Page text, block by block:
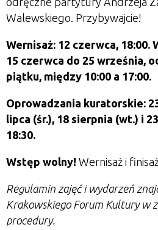
Walewskiego. Przybywajcie!
Wernisaż: 12 czerwca, 18:00.
15 czerwca do 25 września,
piątku, między 10:00 a 17:00.
Oprowadzania kuratorskie:
lipca (śr.), 18 sierpnia (wt.) i
18:30.
Wstęp wolny! Wernisaż i
Regulamin zajęć i wydarzeń
Krakowskiego Forum Kultury w
procedury.